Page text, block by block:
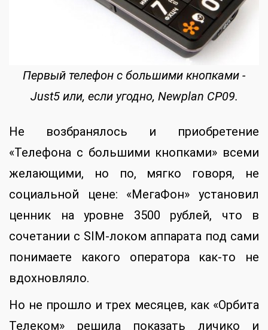
Первый телефон с большими кнопками -
Just5 или, если угодно, Newplan CP09.
Не возбранялось и приобретение
«Телефона с большими кнопками» всеми
желающими, но по, мягко говоря, не
социальной цене: «МегаФон» установил
ценник на уровне 3500 рублей, что в
сочетании с SIM-локом аппарата под сами
понимаете какого оператора как-то не
вдохновляло.
Но не прошло и трех месяцев, как «Орбита
Телеком» решила показать личико и